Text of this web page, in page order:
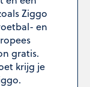
Ziggo
en
gratis.
krijg je